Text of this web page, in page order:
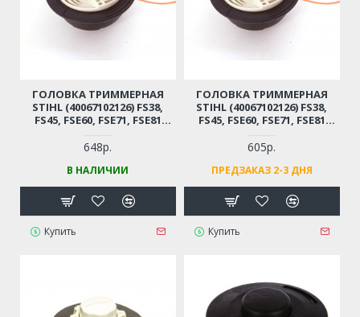
ГОЛОВКА ТРИММЕРНАЯ
STIHL (40067102126) FS38,
FS45, FSE60, FSE71, FSE81
648р.
В НАЛИЧИИ
Купить
ГОЛОВКА ТРИММЕРНАЯ
STIHL (40067102126) FS38,
FS45, FSE60, FSE71, FSE81
605р.
ПРЕДЗАКАЗ 2-3 ДНЯ
Купить